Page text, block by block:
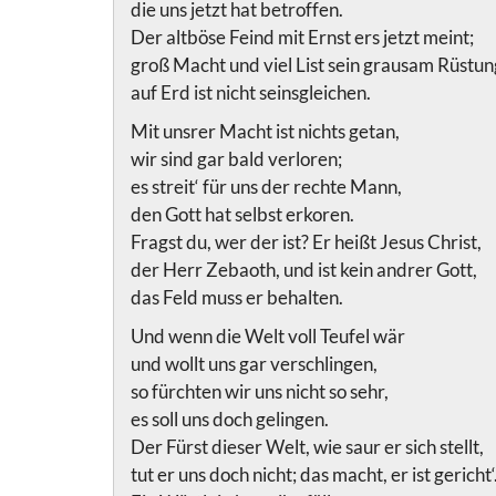
die uns jetzt hat betroffen.
Der altböse Feind mit Ernst ers jetzt meint;
groß Macht und viel List sein grausam
auf Erd ist nicht seinsgleichen.
Mit unsrer Macht ist nichts getan,
wir sind gar bald verloren;
es streit‘ für uns der rechte Mann,
den Gott hat selbst erkoren.
Fragst du, wer der ist? Er heißt Jesus Christ,
der Herr Zebaoth, und ist kein andrer Gott,
das Feld muss er behalten.
Und wenn die Welt voll Teufel wär
und wollt uns gar verschlingen,
so fürchten wir uns nicht so sehr,
es soll uns doch gelingen.
Der Fürst dieser Welt, wie saur er sich stellt,
tut er uns doch nicht; das macht, er ist gericht‘.